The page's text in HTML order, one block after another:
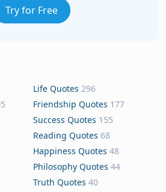
Try for Free
Life Quotes 296
Friendship Quotes 177
Success Quotes 155
Reading Quotes 68
Happiness Quotes 48
Philosophy Quotes 44
Truth Quotes 40